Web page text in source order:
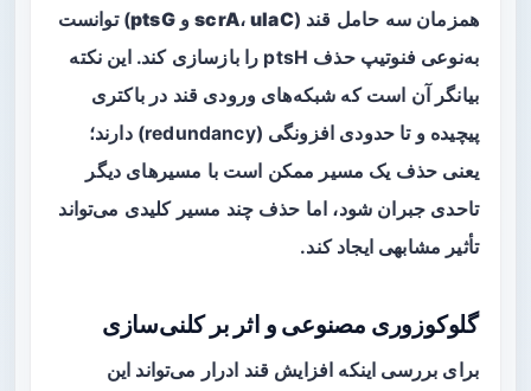
همزمان سه حامل قند (
scrA،ulaC وptsG) توانست
به‌نوعی فنوتیپ حذف ptsH را بازسازی کند. این نکته
بیانگر آن است که شبکه‌های ورودی قند در باکتری
پیچیده و تا حدودی افزونگی (redundancy) دارند؛
یعنی حذف یک مسیر ممکن است با مسیرهای دیگر
تاحدی جبران شود، اما حذف چند مسیر کلیدی می‌تواند
تأثیر مشابهی ایجاد کند.
گلوکوزوری مصنوعی و اثر بر کلنی‌سازی
برای بررسی اینکه افزایش قند ادرار می‌تواند این